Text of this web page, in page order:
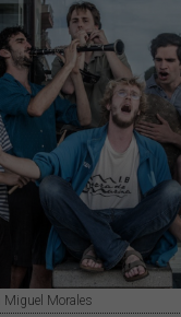
Miguel Morales